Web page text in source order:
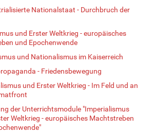
Nationalstaat - Durchbruch der
und Erster Weltkrieg - europäisches
und Epochenwende
und Nationalismus im Kaiserreich
- Friedensbewegung
und Erster Weltkrieg - Im Feld und an
der Unterrichtsmodule "Imperialismus
Weltkrieg - europäisches Machtstreben